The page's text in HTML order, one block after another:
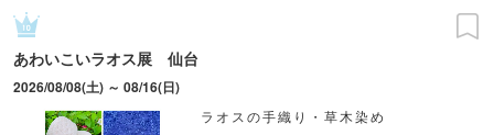
あわいこいラオス展 仙台
2026/08/08(土) ～ 08/16(日)
ラオスの手織り・草木染め